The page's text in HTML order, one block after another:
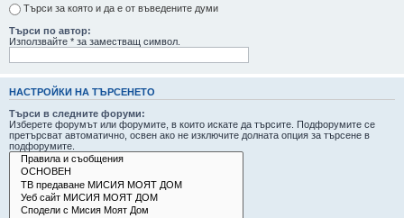
Търси за която и да е от въведените думи
Търси по автор:
Използвайте * за заместващ символ.
НАСТРОЙКИ НА ТЪРСЕНЕТО
Търси в следните форуми:
Изберете форумът или форумите, в които искате да търсите. Подфорумите се
претърсват автоматично, освен ако не изключите долната опция за търсене в
подфорумите.